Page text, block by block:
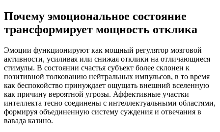
Почему эмоциональное состояние
трансформирует мощность отклика
Эмоции функционируют как мощный регулятор мозговой
активности, усиливая или снижая отклики на отличающиеся
стимулы. В состоянии счастья субъект более склонен к
позитивной толкованию нейтральных импульсов, в то время
как беспокойство принуждает ощущать внешний вселенную
как причину вероятной угрозы. Аффективные участки
интеллекта тесно соединены с интеллектуальными областями,
формируя объединенную систему суждения и отвечания в
вавада казино.